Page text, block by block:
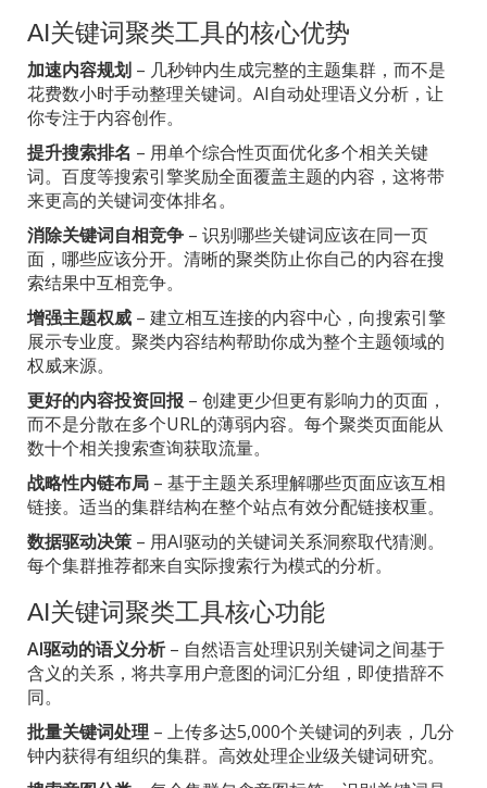
AI关键词聚类工具的核心优势
加速内容规划 – 几秒钟内生成完整的主题集群，而不是
花费数小时手动整理关键词。AI自动处理语义分析，让
你专注于内容创作。
提升搜索排名 – 用单个综合性页面优化多个相关关键
词。百度等搜索引擎奖励全面覆盖主题的内容，这将带
来更高的关键词变体排名。
消除关键词自相竞争 – 识别哪些关键词应该在同一页
面，哪些应该分开。清晰的聚类防止你自己的内容在搜
索结果中互相竞争。
增强主题权威 – 建立相互连接的内容中心，向搜索引擎
展示专业度。聚类内容结构帮助你成为整个主题领域的
权威来源。
更好的内容投资回报 – 创建更少但更有影响力的页面，
而不是分散在多个URL的薄弱内容。每个聚类页面能从
数十个相关搜索查询获取流量。
战略性内链布局 – 基于主题关系理解哪些页面应该互相
链接。适当的集群结构在整个站点有效分配链接权重。
数据驱动决策 – 用AI驱动的关键词关系洞察取代猜测。
每个集群推荐都来自实际搜索行为模式的分析。
AI关键词聚类工具核心功能
AI驱动的语义分析– 自然语言处理识别关键词之间基于
含义的关系，将共享用户意图的词汇分组，即使措辞不
同。
批量关键词处理 – 上传多达5,000个关键词的列表，几分
钟内获得有组织的集群。高效处理企业级关键词研究。